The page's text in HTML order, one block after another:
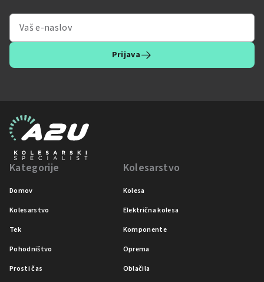
Prijava
Kategorije
Domov
Kolesarstvo
Tek
Pohodništvo
Prosti čas
Kolesarstvo
Kolesa
Električna kolesa
Komponente
Oprema
Oblačila